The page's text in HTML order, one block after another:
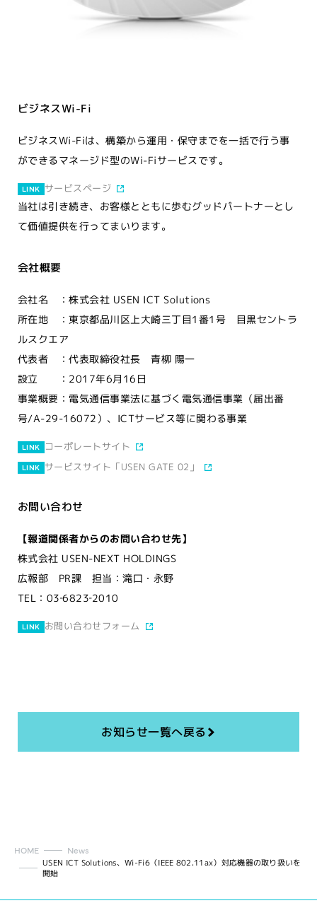
ビジネスWi-Fi
ビジネスWi-Fiは、構築から運用・保守までを一括で行う事
ができるマネージド型のWi-Fiサービスです。
LINK サービスページ
当社は引き続き、お客様とともに歩むグッドパートナーとし
て価値提供を行ってまいります。
会社概要
会社名 ：株式会社 USEN ICT Solutions
所在地 ：東京都品川区上大崎三丁目1番1号 目黒セントラ
ルスクエア
代表者 ：代表取締役社長 青柳 陽一
設立 ：2017年6月16日
事業概要：電気通信事業法に基づく電気通信事業（届出番
号/A-29-16072）、ICTサービス等に関わる事業
LINK コーポレートサイト
LINK サービスサイト「USEN GATE 02」
お問い合わせ
【報道関係者からのお問い合わせ先】
株式会社 USEN-NEXT HOLDINGS
広報部 PR課 担当：滝口・永野
TEL：03‐6823‐2010
LINK お問い合わせフォーム
お知らせ一覧へ戻る
HOME News
USEN ICT Solutions、Wi-Fi6（IEEE 802.11ax）対応機器の取り扱いを
開始